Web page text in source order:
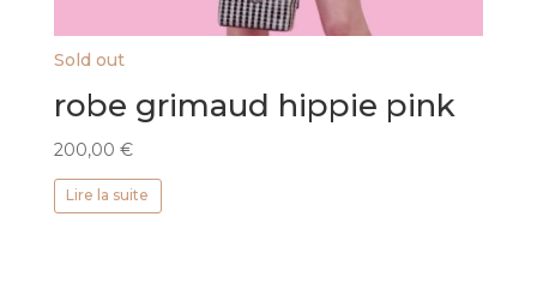
Sold out
robe grimaud hippie pink
200,00 €
Lire la suite